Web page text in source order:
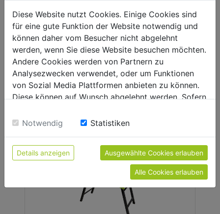
MINI DUMPER CON RUEDAS
PLACA COMPACTADORA
Diese Website nutzt Cookies. Einige Cookies sind
für eine gute Funktion der Website notwendig und
können daher vom Besucher nicht abgelehnt
werden, wenn Sie diese Website besuchen möchten.
Andere Cookies werden von Partnern zu
Analysezwecken verwendet, oder um Funktionen
von Sozial Media Plattformen anbieten zu können.
Diese können auf Wunsch abgelehnt werden. Sofern
Einwilligung zu unseren Cookies.
Notwendig Statistiken
Details anzeigen Ausgewählte Cookies erlauben
Alle Cookies erlauben